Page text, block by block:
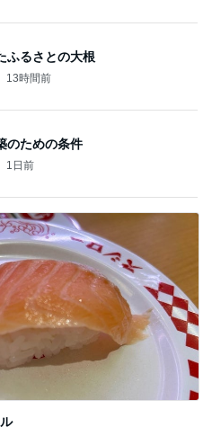
ふるさとの大根
13時間前
のための条件
1日前